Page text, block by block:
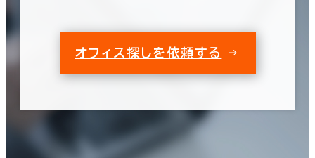
オフィス探しを依頼する